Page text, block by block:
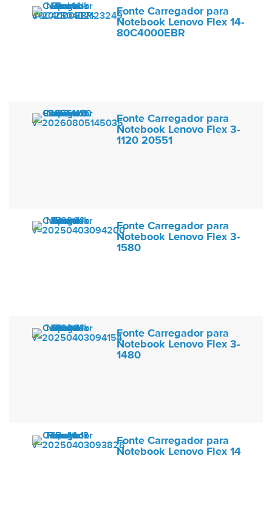
Fonte Carregador para
Notebook Lenovo Flex 14-
80C4000EBR
Fonte Carregador para
Notebook Lenovo Flex 3-
1120 20551
Fonte Carregador para
Notebook Lenovo Flex 3-
1580
Fonte Carregador para
Notebook Lenovo Flex 3-
1480
Fonte Carregador para
Notebook Lenovo Flex 14